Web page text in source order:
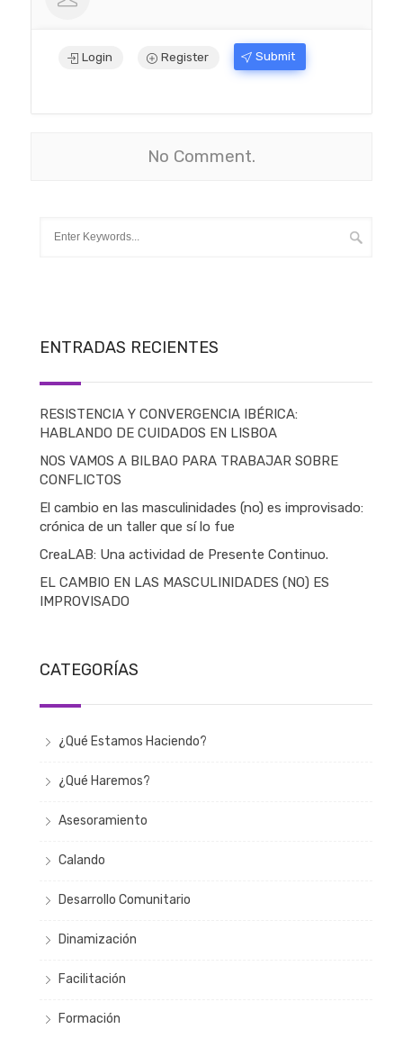
Login Register Submit
No Comment.
ENTRADAS RECIENTES
RESISTENCIA Y CONVERGENCIA IBÉRICA:
HABLANDO DE CUIDADOS EN LISBOA
NOS VAMOS A BILBAO PARA TRABAJAR SOBRE
CONFLICTOS
El cambio en las masculinidades (no) es improvisado:
crónica de un taller que sí lo fue
CreaLAB: Una actividad de Presente Continuo.
EL CAMBIO EN LAS MASCULINIDADES (NO) ES
IMPROVISADO
CATEGORÍAS
¿Qué Estamos Haciendo?
¿Qué Haremos?
Asesoramiento
Calando
Desarrollo Comunitario
Dinamización
Facilitación
Formación